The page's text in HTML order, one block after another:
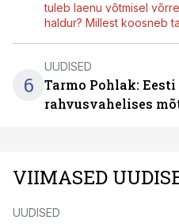
tuleb laenu võtmisel
haldur? Millest koosneb
6
UUDISED
Tarmo Pohlak:
rahvusvahelises
VIIMASED
UUDISED